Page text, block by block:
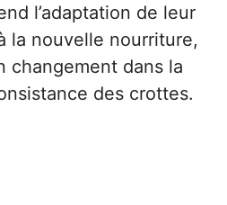
l’adaptation de leur
la nouvelle nourriture,
changement dans la
des crottes.